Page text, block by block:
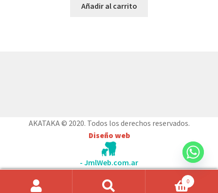
Añadir al carrito
0
AKATAKA © 2020. Todos los derechos reservados.
Diseño web
- JmlWeb.com.ar